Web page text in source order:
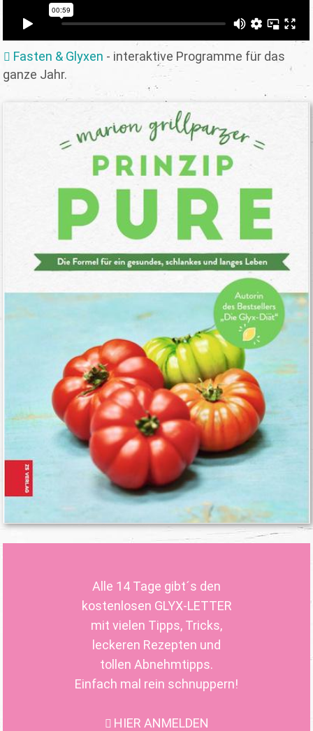
Fasten & Glyxen - interaktive Programme für das
ganze Jahr.
Alle 14 Tage gibt´s den
kostenlosen GLYX-LETTER
mit vielen Tipps, Tricks,
leckeren Rezepten und
tollen Abnehmtipps.
Einfach mal rein schnuppern!
HIER ANMELDEN